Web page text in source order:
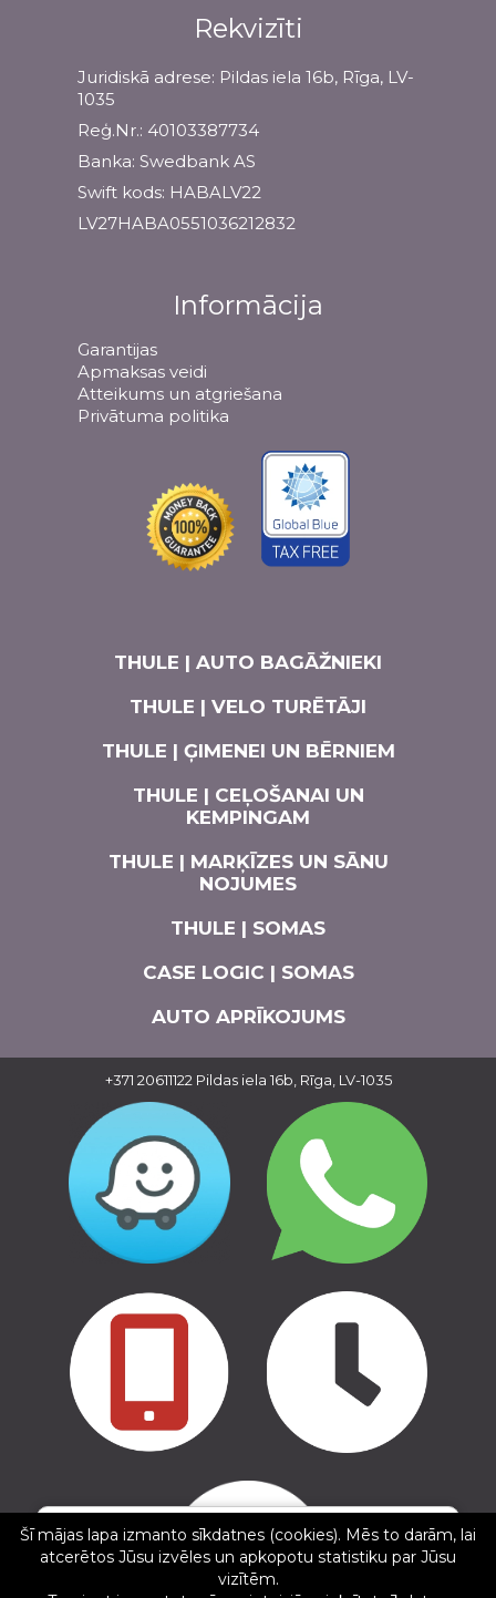
Rekvizīti
Juridiskā adrese: Pildas iela 16b, Rīga, LV-
1035
Reģ.Nr.: 40103387734
Banka: Swedbank AS
Swift kods: HABALV22
LV27HABA0551036212832
Informācija
Garantijas
Apmaksas veidi
Atteikums un atgriešana
Privātuma politika
THULE | AUTO BAGĀŽNIEKI
THULE | VELO TURĒTĀJI
THULE | ĢIMENEI UN BĒRNIEM
THULE | CEĻOŠANAI UN
KEMPINGAM
THULE | MARĶĪZES UN SĀNU
NOJUMES
THULE | SOMAS
CASE LOGIC | SOMAS
AUTO APRĪKOJUMS
Copyright © 2016 - 2026, SIA Corelem Group
Mājas lapas izstrāde WEBstyle.lv
+371 20611122 Pildas iela 16b, Rīga, LV-1035
martins briksis
5/5
✕
Šī mājas lapa izmanto sīkdatnes (cookies). Mēs to darām, lai
atcerētos Jūsu izvēles un apkopotu statistiku par Jūsu
vizītēm.